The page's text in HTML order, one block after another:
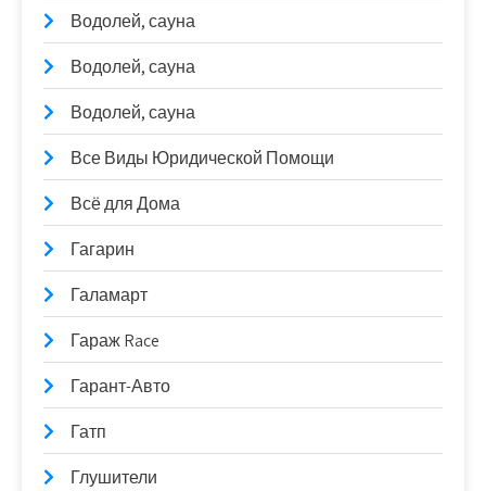
Водолей, сауна
Водолей, сауна
Водолей, сауна
Все Виды Юридической Помощи
Всё для Дома
Гагарин
Галамарт
Гараж Race
Гарант-Авто
Гатп
Глушители